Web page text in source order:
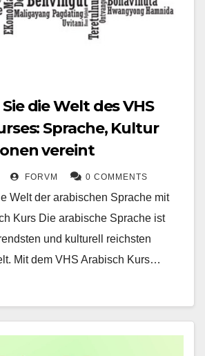
die Welt des VHS
Sprache, Kultur
vereint
FORVM 0 COMMENTS
Welt der arabischen Sprache mit
Kurs Die arabische Sprache ist
und kulturell reichsten
Mit dem VHS Arabisch Kurs…